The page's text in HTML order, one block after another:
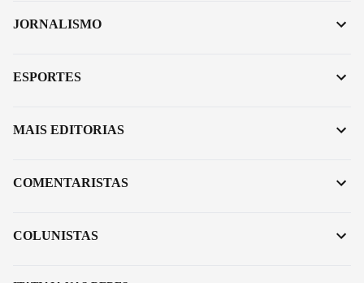
JORNALISMO
ESPORTES
MAIS EDITORIAS
COMENTARISTAS
COLUNISTAS